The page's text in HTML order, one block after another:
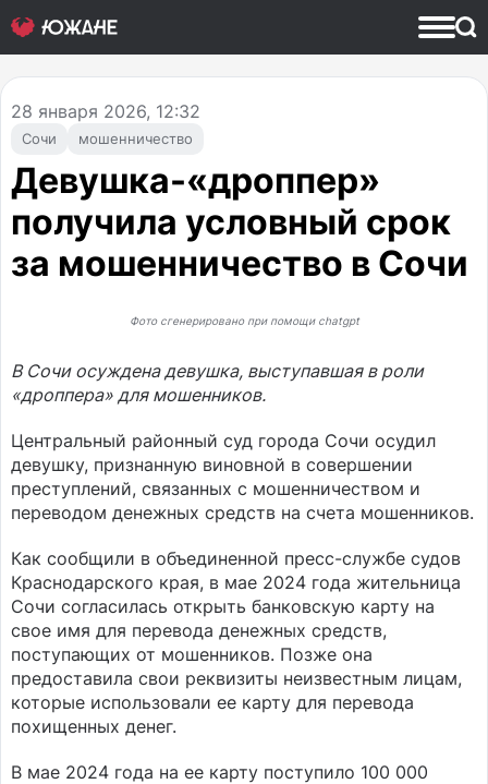
Сочи мошенничество
28 января 2026, 12:32
Девушка-«дроппер»
получила условный срок
за мошенничество в Сочи
Фото сгенерировано при помощи chatgpt
В Сочи осуждена девушка, выступавшая в роли
«дроппера» для мошенников.
Центральный районный суд города Сочи осудил
девушку, признанную виновной в совершении
преступлений, связанных с мошенничеством и
переводом денежных средств на счета мошенников.
Как сообщили в объединенной пресс-службе судов
Краснодарского края, в мае 2024 года жительница
Сочи согласилась открыть банковскую карту на
свое имя для перевода денежных средств,
поступающих от мошенников. Позже она
предоставила свои реквизиты неизвестным лицам,
которые использовали ее карту для перевода
похищенных денег.
В мае 2024 года на ее карту поступило 100 000